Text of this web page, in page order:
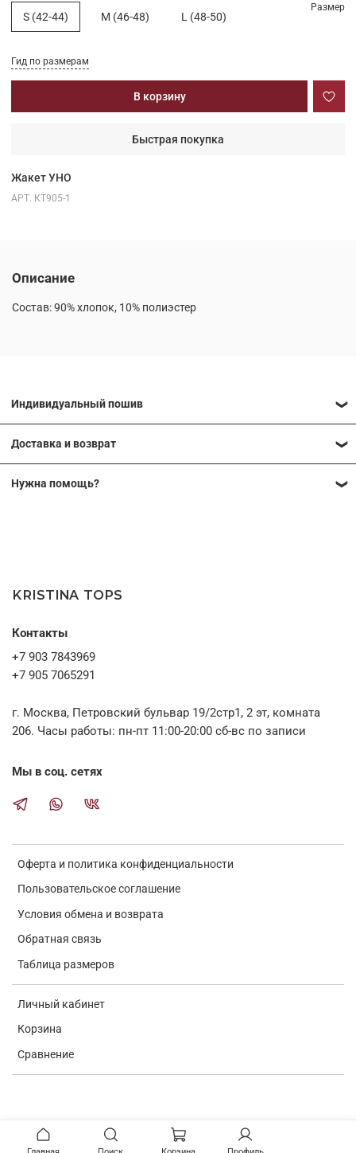
Жакет УНО
АРТ. КТ905-1
Гид по размерам
В корзину
Быстрая покупка
Размер
S (42-44) M (46-48) L (48-50)
Описание
Состав: 90% хлопок, 10% полиэстер
индивидуальным меркам. Это позволяет добиться идеальной
посадки и сделать вещь максимально комфортной именно для
вашей фигуры. Мы можем изменить длину изделия,
KRISTINA TOPS
Оферта и политика конфиденциальности
Пользовательское соглашение
Условия обмена и возврата
Обратная связь
Таблица размеров
Личный кабинет
Корзина
Сравнение
Контакты
+7 903 7843969
+7 905 7065291
г. Москва, Петровский бульвар 19/2стр1, 2 эт, комната
206. Часы работы: пн-пт 11:00-20:00 сб-вс по записи
Мы в соц. сетях
Verification: e7a0ba9c4d69b672